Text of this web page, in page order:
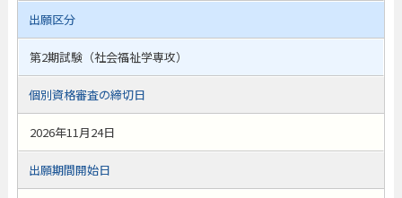
出願区分
第2期試験（社会福祉学専攻）
個別資格審査の締切日
2026年11月24日
出願期間開始日